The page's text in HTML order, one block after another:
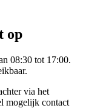
op
08:30 tot 17:00.
via het
mogelijk contact